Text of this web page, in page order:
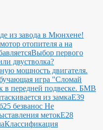
из завода в Мюнхене!
отопителя а на
Выбор первого
двустволка?
мощность двигателя.
игра "Сломай
в передней подвеске. БМВ
из замкаE39
безванос Не
метокЕ28
Классификация